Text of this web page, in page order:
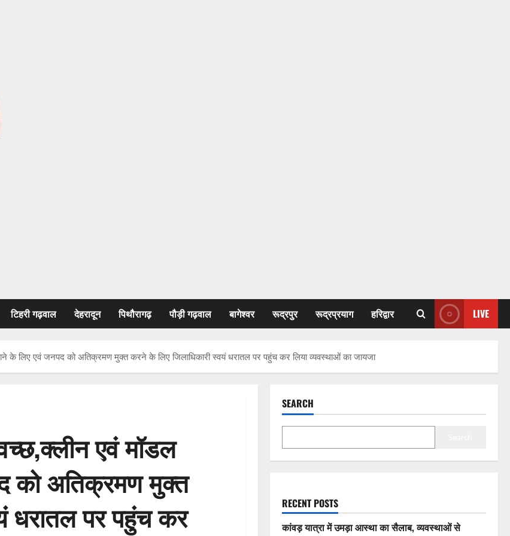
टिहरी गढ़वाल देहरादून पिथौरागढ़ पौड़ी गढ़वाल बागेश्वर रूद्रपुर रूद्रप्रयाग हरिद्वार LIVE
के लिए एवं जनपद को अतिक्रमण मुक्त करने के लिए जिलाधिकारी स्वयं धरातल पर पहुंच कर लिया व्यवस्थाओं का जायजा
एवं मॉडल
को अतिक्रमण मुक्त
धरातल पर पहुंच कर
SEARCH
RECENT POSTS
कांवड़ यात्रा में उमड़ा आस्था का सैलाब, व्यवस्थाओं से